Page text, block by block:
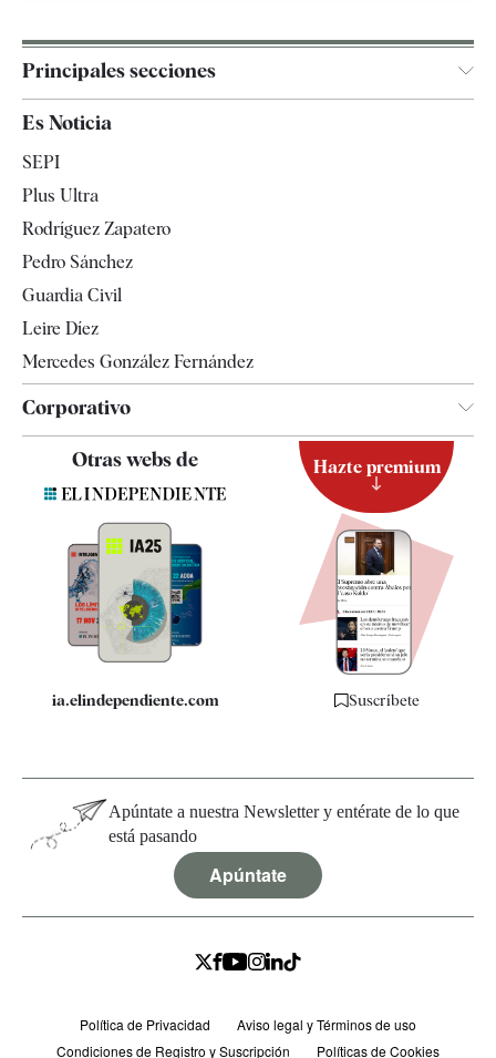
Principales secciones
España
Televisión
Es Noticia
SEPI
Plus Ultra
Rodríguez Zapatero
Pedro Sánchez
Guardia Civil
Leire Díez
Mercedes González Fernández
Corporativo
Contacto
Quiénes somos
Especificaciones
Otras webs de
ia.elindependiente.com
Hazte premium
Suscríbete
Apúntate a nuestra Newsletter y entérate de lo que
está pasando
Apúntate
Política de Privacidad
Aviso legal y Términos de uso
Condiciones de Registro y Suscripción
Políticas de Cookies